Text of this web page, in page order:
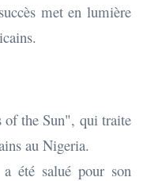
met en lumière
the Sun", qui traite
au Nigeria.
été salué pour son